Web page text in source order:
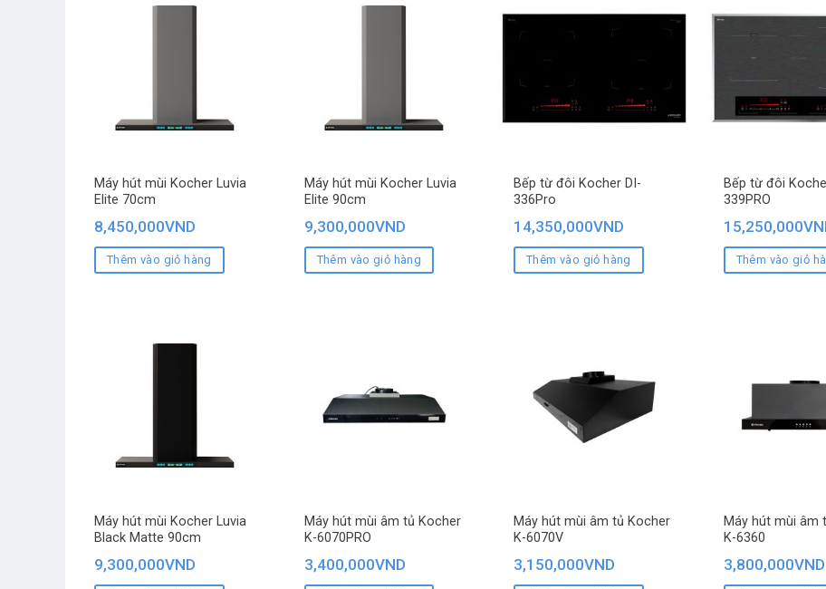
Máy hút mùi Kocher Luvia
Elite 70cm
8,450,000VND
Thêm vào giỏ hàng
Máy hút mùi Kocher Luvia
Elite 90cm
9,300,000VND
Thêm vào giỏ hàng
Bếp từ đôi Kocher DI-
336Pro
14,350,000VND
Thêm vào giỏ hàng
Bếp từ đôi
339PRO
15,250,000
Thêm vào giỏ
Máy hút mùi Kocher Luvia
Black Matte 90cm
9,300,000VND
Máy hút mùi âm tủ Kocher
K-6070PRO
3,400,000VND
Máy hút mùi âm tủ Kocher
K-6070V
3,150,000VND
Máy hút mùi âm
K-6360
3,800,000VND